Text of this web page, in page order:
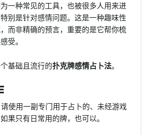
一种常见的工具，也被很多人用来进
别是针对感情问题。这是一种趣味性
而非精确的预言，重要的是它帮你梳
受。
基础且流行的扑克牌感情占卜法。
请使用一副专门用于占卜的、未经游戏
果只有日常用的牌，也可以。